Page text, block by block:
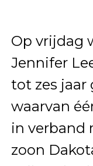
Op vrijdag
Jennifer
tot zes jaar
waarvan
in verband
zoon